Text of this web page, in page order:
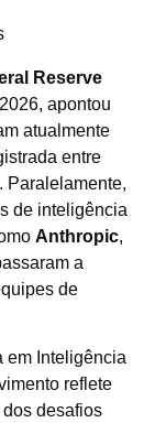
Reserve
apontou
atualmente
entre
Paralelamente,
de inteligência
Anthropic,
a
de
em Inteligência
reflete
desafios